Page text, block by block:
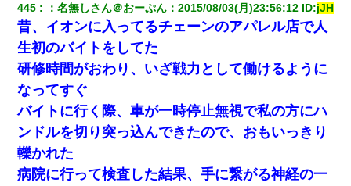
445 ：名無しさん＠おーぷん ：2015/08/03(月)23:56:12 ID:jJH
昔、イオンに入ってるチェーンのアパレル店で人
生初のバイトをしてた
研修時間がおわり、いざ戦力として働けるように
なってすぐ
バイトに行く際、車が一時停止無視で私の方にハ
ンドルを切り突っ込んできたので、おもいっきり
轢かれた
病院に行って検査した結果、手に繋がる神経の一